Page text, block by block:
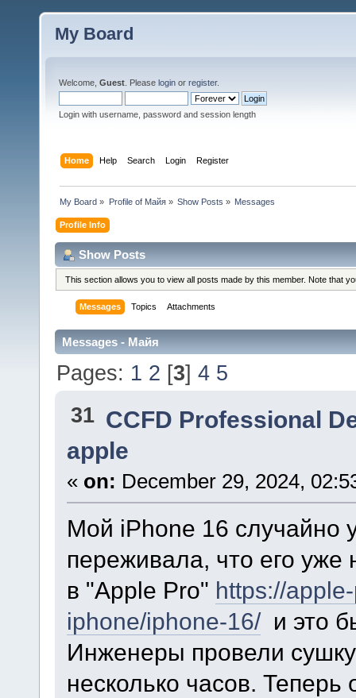
My Board
Welcome, Guest . Please login or register.
Login with username, password and session length
Home Help Search Login Register
My Board » Profile of Майя» Show Posts » Messages
Profile Info
Show Posts
This section allows you to view all posts made by this member. Note that
Messages Topics Attachments
Messages - Майя
Pages: 1 2 [3]4 5
31 CCFD Professional
apple
« on: December 29, 2024,
Мой iPhone 16 случайно
переживала, что его уже
в "Apple Pro" https://
iphone/iphone-16/и это
Инженеры провели
несколько часов.